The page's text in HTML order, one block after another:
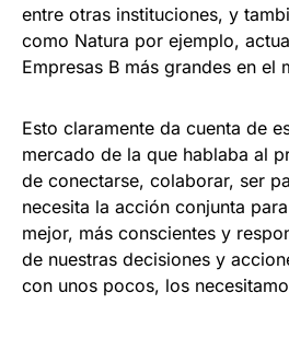
entre otras instituciones, y
como Natura por ejemplo,
Empresas B más grandes en el
Esto claramente da cuenta de
mercado de la que hablaba al
de conectarse, colaborar, ser
necesita la acción conjunta
mejor, más conscientes y
de nuestras decisiones y
con unos pocos, los